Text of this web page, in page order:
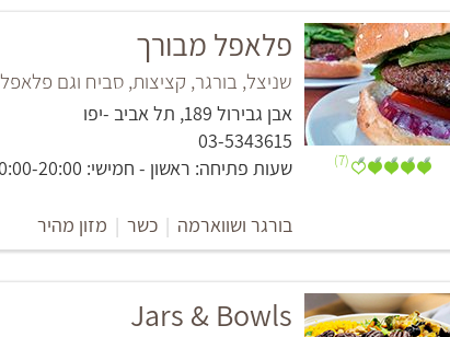
(7)
פלאפל מבורך
שניצל, בורגר, קציצות, סביח וגם פלאפל
אבן גבירול 189, תל אביב -יפו
03-5343615
שעות פתיחה: ראשון - חמישי: 10:00-20:00 שישי: 10:00-15:00
בורגר ושווארמה | כשר | מזון מהיר
Jars & Bowls